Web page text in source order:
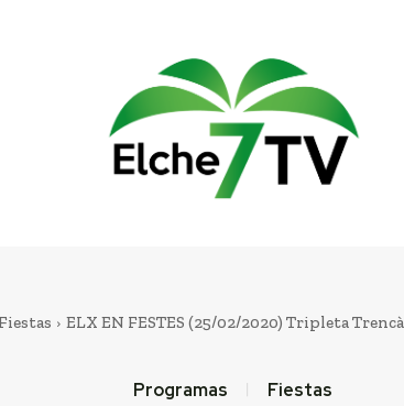
Fiestas ELX EN FESTES (25/02/2020) Tripleta
Programas Fiestas